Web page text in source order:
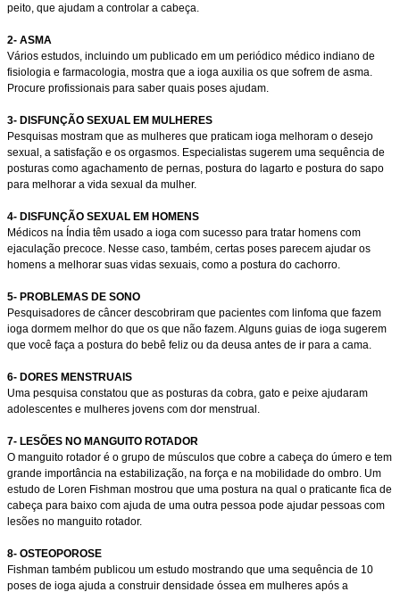
peito, que ajudam a controlar a cabeça.
2- ASMA
Vários estudos, incluindo um publicado em um periódico médico indiano de
fisiologia e farmacologia, mostra que a ioga auxilia os que sofrem de asma.
Procure profissionais para saber quais poses ajudam.
3- DISFUNÇÃO SEXUAL EM MULHERES
Pesquisas mostram que as mulheres que praticam ioga melhoram o desejo
sexual, a satisfação e os orgasmos. Especialistas sugerem uma sequência de
posturas como agachamento de pernas, postura do lagarto e postura do sapo
para melhorar a vida sexual da mulher.
4- DISFUNÇÃO SEXUAL EM HOMENS
Médicos na Índia têm usado a ioga com sucesso para tratar homens com
ejaculação precoce. Nesse caso, também, certas poses parecem ajudar os
homens a melhorar suas vidas sexuais, como a postura do cachorro.
5- PROBLEMAS DE SONO
Pesquisadores de câncer descobriram que pacientes com linfoma que fazem
ioga dormem melhor do que os que não fazem. Alguns guias de ioga sugerem
que você faça a postura do bebê feliz ou da deusa antes de ir para a cama.
6- DORES MENSTRUAIS
Uma pesquisa constatou que as posturas da cobra, gato e peixe ajudaram
adolescentes e mulheres jovens com dor menstrual.
7- LESÕES NO MANGUITO ROTADOR
O manguito rotador é o grupo de músculos que cobre a cabeça do úmero e tem
grande importância na estabilização, na força e na mobilidade do ombro. Um
estudo de Loren Fishman mostrou que uma postura na qual o praticante fica de
cabeça para baixo com ajuda de uma outra pessoa pode ajudar pessoas com
lesões no manguito rotador.
8- OSTEOPOROSE
Fishman também publicou um estudo mostrando que uma sequência de 10
poses de ioga ajuda a construir densidade óssea em mulheres após a